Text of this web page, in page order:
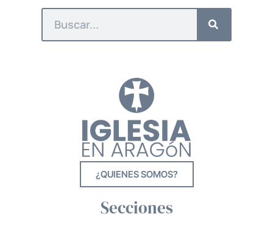
¿QUIENES SOMOS?
Secciones